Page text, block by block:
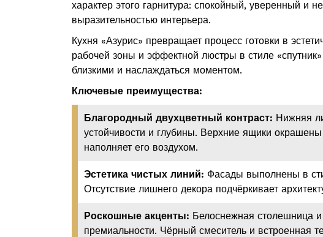
характер этого гарнитура: спокойный, уверенный и
выразительностью интерьера.
Кухня «Азурис» превращает процесс готовки в
рабочей зоны и эффектной люстры в стиле
близкими и наслаждаться моментом.
Ключевые преимущества:
Благородный двухцветный контраст: Нижняя
устойчивости и глубины. Верхние ящики
наполняет его воздухом.
Эстетика чистых линий: Фасады выполнены в
Отсутствие лишнего декора подчёркивает
Роскошные акценты: Белоснежная столешница и
премиальности. Чёрный смеситель и встроенная